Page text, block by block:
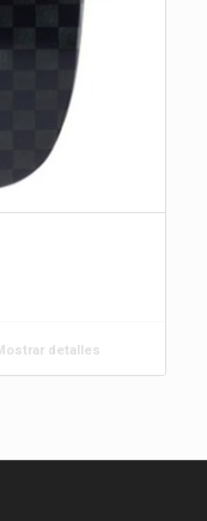
detalles